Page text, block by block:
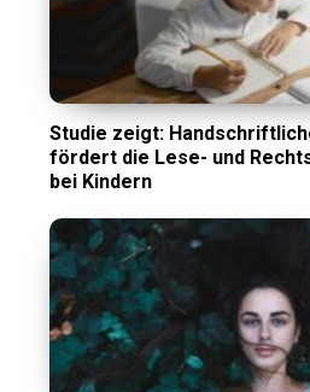
Studie zeigt:
fördert die Lese- und
bei Kindern